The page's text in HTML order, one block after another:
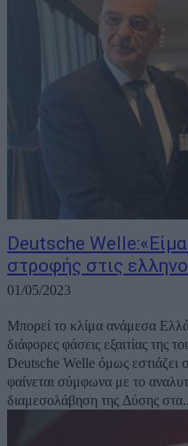
Deutsche
στροφής στις
01/05/2023
Μπορεί το κλίμα ανάμεσα
διάφορες φάσεις εξαιτίας της
Deutsche Welle όμως
φαίνεται σύμφωνα με το
διαμεσολάβηση της Δύσης